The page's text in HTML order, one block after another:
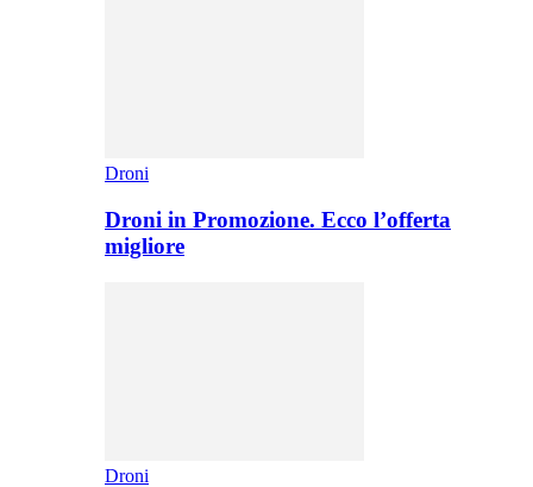
Droni
Droni in Promozione. Ecco l’offerta
migliore
Droni